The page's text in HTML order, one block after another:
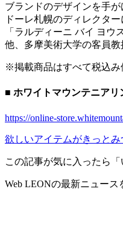
ブランドのデザインを手
ドーレ札幌のディレクタ
「ラルディーニ バイ ヨ
他、多摩美術大学の客員教
※掲載商品はすべて税込み
■ ホワイトマウンテニア
https://online-
欲しいアイテムがきっと
この記事が気に入ったら「
Web LEONの最新ニュース